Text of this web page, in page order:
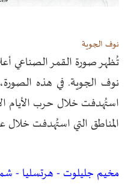
نوف الجوية
تُظهر صورة القمر الصناعي
نوف الجوية. في هذه الصورة،
استُهدفت خلال حرب الأيام
المناطق التي استُهدفت خلال
مخيم جليلوت - هرتسليا -